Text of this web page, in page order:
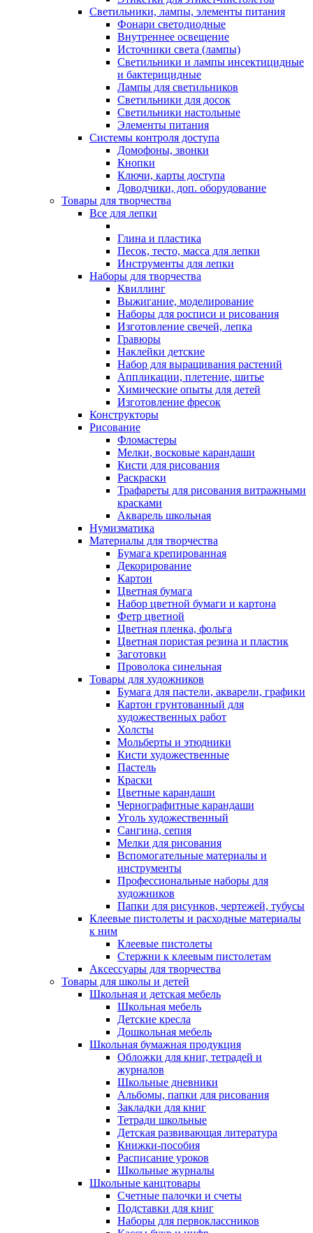
Светильники, лампы, элементы питания
Фонари светодиодные
Внутреннее освещение
Источники света (лампы)
Светильники и лампы инсектицидные
и бактерицидные
Лампы для светильников
Светильники для досок
Светильники настольные
Элементы питания
Системы контроля доступа
Домофоны, звонки
Кнопки
Ключи, карты доступа
Доводчики, доп. оборудование
Товары для творчества
Все для лепки
Глина и пластика
Песок, тесто, масса для лепки
Инструменты для лепки
Наборы для творчества
Квиллинг
Выжигание, моделирование
Наборы для росписи и рисования
Изготовление свечей, лепка
Гравюры
Наклейки детские
Набор для выращивания растений
Аппликации, плетение, шитье
Химические опыты для детей
Изготовление фресок
Конструкторы
Рисование
Фломастеры
Мелки, восковые карандаши
Кисти для рисования
Раскраски
Трафареты для рисования витражными
красками
Акварель школьная
Нумизматика
Материалы для творчества
Бумага крепированная
Декорирование
Картон
Цветная бумага
Набор цветной бумаги и картона
Фетр цветной
Цветная пленка, фольга
Цветная пористая резина и пластик
Заготовки
Проволока синельная
Товары для художников
Бумага для пастели, акварели, графики
Картон грунтованный для
художественных работ
Холсты
Мольберты и этюдники
Кисти художественные
Пастель
Краски
Цветные карандаши
Чернографитные карандаши
Уголь художественный
Сангина, сепия
Мелки для рисования
Вспомогательные материалы и
инструменты
Профессиональные наборы для
художников
Папки для рисунков, чертежей, тубусы
Клеевые пистолеты и расходные материалы
к ним
Клеевые пистолеты
Стержни к клеевым пистолетам
Аксессуары для творчества
Товары для школы и детей
Школьная и детская мебель
Школьная мебель
Детские кресла
Дошкольная мебель
Школьная бумажная продукция
Обложки для книг, тетрадей и
журналов
Школьные дневники
Альбомы, папки для рисования
Закладки для книг
Тетради школьные
Детская развивающая литература
Книжки-пособия
Расписание уроков
Школьные журналы
Школьные канцтовары
Счетные палочки и счеты
Подставки для книг
Наборы для первоклассников